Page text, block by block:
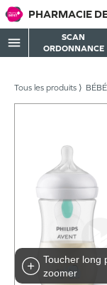
PHARMACIE
menu
SCAN
ORDONNANCE
Tous les produits
Toucher long
zoomer